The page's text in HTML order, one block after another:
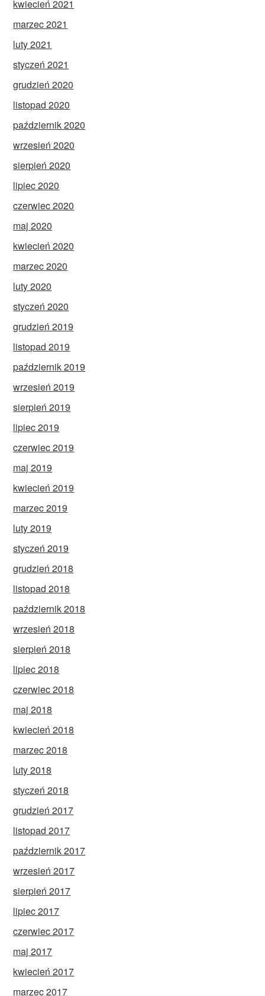
kwiecień 2021
marzec 2021
luty 2021
styczeń 2021
grudzień 2020
listopad 2020
październik 2020
wrzesień 2020
sierpień 2020
lipiec 2020
czerwiec 2020
maj 2020
kwiecień 2020
marzec 2020
luty 2020
styczeń 2020
grudzień 2019
listopad 2019
październik 2019
wrzesień 2019
sierpień 2019
lipiec 2019
czerwiec 2019
maj 2019
kwiecień 2019
marzec 2019
luty 2019
styczeń 2019
grudzień 2018
listopad 2018
październik 2018
wrzesień 2018
sierpień 2018
lipiec 2018
czerwiec 2018
maj 2018
kwiecień 2018
marzec 2018
luty 2018
styczeń 2018
grudzień 2017
listopad 2017
październik 2017
wrzesień 2017
sierpień 2017
lipiec 2017
czerwiec 2017
maj 2017
kwiecień 2017
marzec 2017